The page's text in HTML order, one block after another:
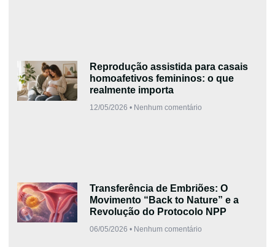
Reprodução assistida para casais
homoafetivos femininos: o que
realmente importa
12/05/2026 Nenhum comentário
Transferência de Embriões: O
Movimento “Back to Nature” e a
Revolução do Protocolo NPP
06/05/2026 Nenhum comentário